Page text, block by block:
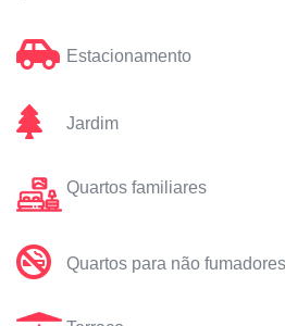
Estacionamento
Jardim
Quartos familiares
Quartos para não fumadores